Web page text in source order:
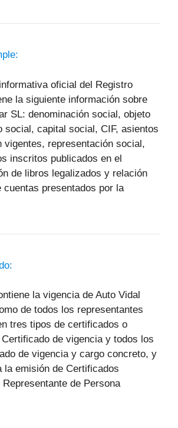
oficial del Registro
la siguiente información sobre
SL: denominación social, objeto
social, capital social, CIF, asientos
vigentes, representación social,
inscritos publicados en el
de libros legalizados y relación
cuentas presentados por la
la vigencia de Auto Vidal
de todos los representantes
tres tipos de certificados o
de vigencia y todos los
de vigencia y cargo concreto, y
la emisión de Certificados
de Persona